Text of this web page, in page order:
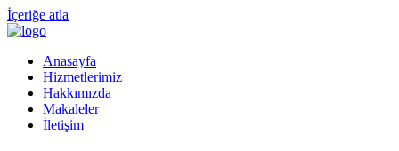
İçeriğe atla
Anasayfa
Hizmetlerimiz
Hakkımızda
Makaleler
İletişim